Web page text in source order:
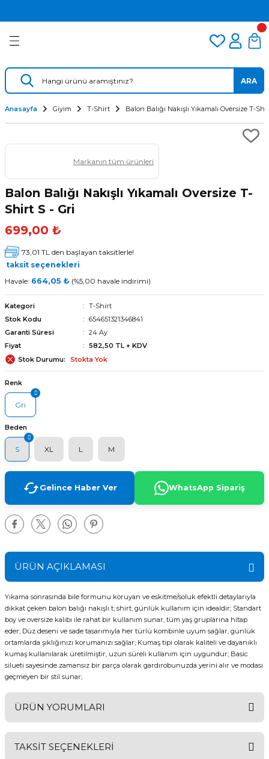
Dalış Regülatörü
Dalış Konsolu
ARA
Anasayfa Giyim T-Shirt Balon Balığı Nakışlı Yıkamalı Oversize T-
Markanın tüm ürünleri
Balon Balığı Nakışlı Yıkamalı Oversize T-
Shirt S - Gri
699,00 ₺
73,01 TL den başlayan taksitlerle!
taksit seçenekleri
Havale: 664,05 ₺ (%5,00 havale indirimi)
Kategori
T-Shirt
Stok Kodu
654651321346841
Garanti Süresi
24 Ay
Fiyat
582,50 TL + KDV
Stok Durumu
Stokta Yok
Renk
Gri
Beden
S XL L M
Gelince Haber Ver WhatsApp Sipariş
ÜRÜN AÇIKLAMASI
Yıkama sonrasında bile formunu koruyan ve eskitme/soluk efektli detaylarıyla
dikkat çeken balon balığı nakışlı t; shirt, günlük kullanım için idealdir; Standart
boy ve oversize kalıbı ile rahat bir kullanım sunar, tüm yaş gruplarına hitap
eder; Düz deseni ve sade tasarımıyla her türlü kombinle uyum sağlar, günlük
ortamlarda şıklığınızı korumanızı sağlar; Kumaş tipi olarak kaliteli ve dayanıklı
kumaş kullanılarak üretilmiştir, uzun süreli kullanım için uygundur; Basic
silueti sayesinde zamansız bir parça olarak gardırobunuzda yerini alır ve modası
geçmeyen bir stil sunar;
ÜRÜN YORUMLARI
TAKSİT SEÇENEKLERİ